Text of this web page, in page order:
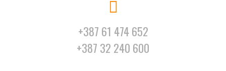
+387 61 474 652
+387 32 240 600